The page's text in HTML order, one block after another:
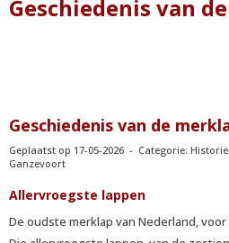
Geschiedenis van
Geschiedenis van de
Geplaatst op 17-05-2026 - Categorie:
Ganzevoort
Allervroegste lappen
De oudste merklap van Nederland,